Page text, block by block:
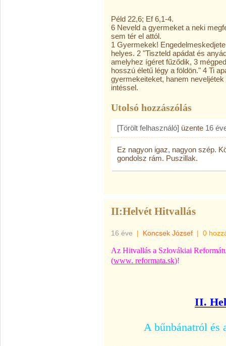
Péld 22,6; Ef 6,1-4.
6 Neveld a gyermeket a neki
sem tér el attól.
1 Gyermekek!
helyes. 2 "Tiszteld apádat és
amelyhez ígéret fűződik, 3
hosszú életű légy a földön." 4 Ti
gyermekeiteket, hanem
intéssel.
Utolsó hozzászólás
[Törölt felhasználó] üzente 16
Ez nagyon igaz, nagyon szép.
gondolsz rám. Puszillak.
II:Helvét Hitvallás
16 éve | Koncsek József | 0
Az Hitvallás a Szlovákiai
(www. reformata.sk)!
II.
A bűnbánatról és